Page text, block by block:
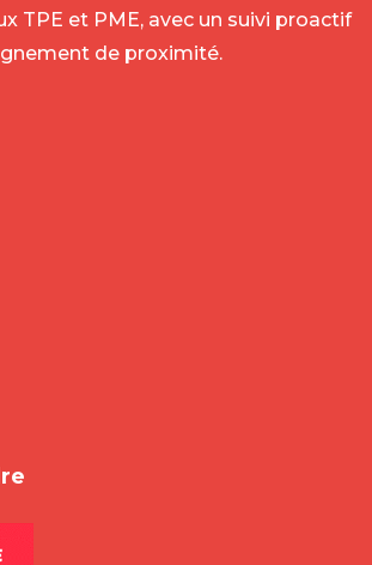
TPE et PME, avec un suivi proactif
de proximité.